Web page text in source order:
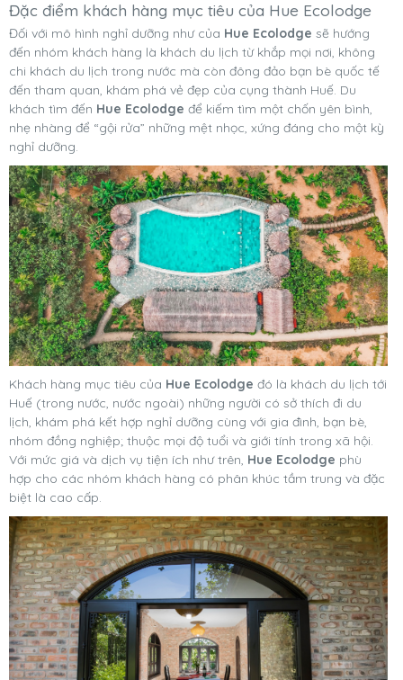
Đặc điểm khách hàng mục tiêu của Hue Ecolodge
Đối với mô hình nghỉ dưỡng như của Hue Ecolodge sẽ hướng
đến nhóm khách hàng là khách du lịch từ khắp mọi nơi, không
chi khách du lịch trong nước mà còn đông đảo bạn bè quốc tế
đến tham quan, khám phá vẻ đẹp của cụng thành Huế. Du
khách tìm đến Hue Ecolodge để kiếm tìm một chốn yên bình,
nhẹ nhàng để “gội rửa” những mệt nhọc, xứng đáng cho một kỳ
nghỉ dưỡng.
Khách hàng mục tiêu của Hue Ecolodge đó là khách du lịch tới
Huế (trong nước, nước ngoài) những người có sở thích đi du
lịch, khám phá kết hợp nghỉ dưỡng cùng với gia đình, bạn bè,
nhóm đồng nghiệp; thuộc mọi độ tuổi và giới tính trong xã hội.
Với mức giá và dịch vụ tiện ích như trên, Hue Ecolodge phù
hợp cho các nhóm khách hàng có phân khúc tầm trung và đặc
biệt là cao cấp.